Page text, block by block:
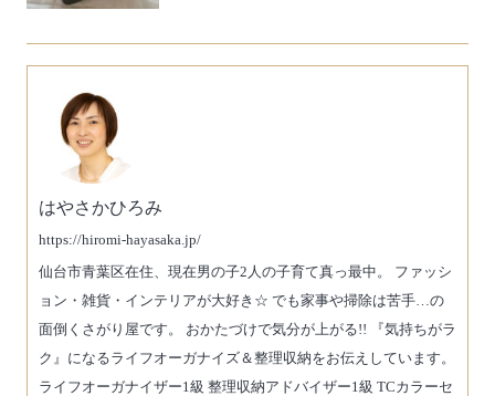
はやさかひろみ
https://hiromi-hayasaka.jp/
仙台市青葉区在住、現在男の子2人の子育て真っ最中。 ファッシ
ョン・雑貨・インテリアが大好き☆ でも家事や掃除は苦手…の
面倒くさがり屋です。 おかたづけで気分が上がる!! 『気持ちがラ
ク』になるライフオーガナイズ＆整理収納をお伝えしています。
ライフオーガナイザー1級 整理収納アドバイザー1級 TCカラーセ